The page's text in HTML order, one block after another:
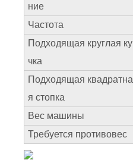
ние
Частота
Подходящая круглая ку
чка
Подходящая квадратна
я стопка
Вес машины
Требуется противовес